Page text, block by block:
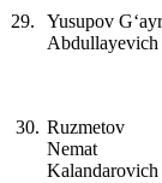
29.
Yusupov
Abdullayevich
30. Ruzmetov
Nemat
Kalandarovich